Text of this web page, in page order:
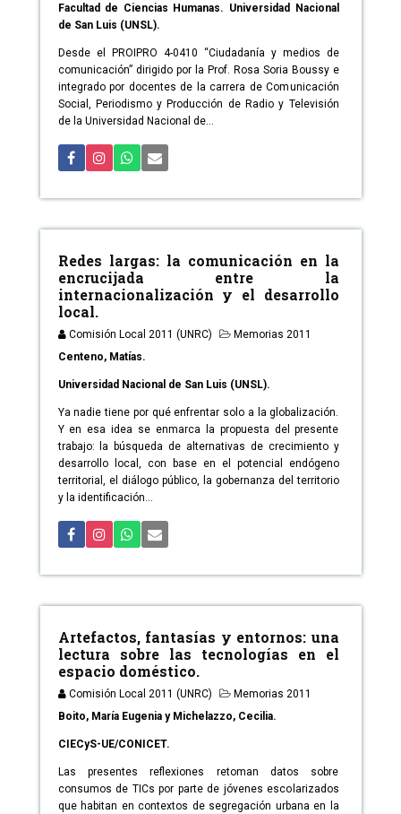
Facultad de Ciencias Humanas. Universidad Nacional
de San Luis (UNSL).
Desde el PROIPRO 4-0410 “Ciudadanía y medios de
comunicación” dirigido por la Prof. Rosa Soria Boussy e
integrado por docentes de la carrera de Comunicación
Social, Periodismo y Producción de Radio y Televisión
de la Universidad Nacional de...
Redes largas: la comunicación en la
encrucijada entre la
internacionalización y el desarrollo
local.
Comisión Local 2011 (UNRC)
Memorias 2011
Centeno, Matías.
Universidad Nacional de San Luis (UNSL).
Ya nadie tiene por qué enfrentar solo a la globalización.
Y en esa idea se enmarca la propuesta del presente
trabajo: la búsqueda de alternativas de crecimiento y
desarrollo local, con base en el potencial endógeno
territorial, el diálogo público, la gobernanza del territorio
y la identificación...
Artefactos, fantasías y entornos: una
lectura sobre las tecnologías en el
espacio doméstico.
Comisión Local 2011 (UNRC)
Memorias 2011
Boito, María Eugenia y Michelazzo, Cecilia.
CIECyS-UE/CONICET.
Las presentes reflexiones retoman datos sobre
consumos de TICs por parte de jóvenes escolarizados
que habitan en contextos de segregación urbana en la